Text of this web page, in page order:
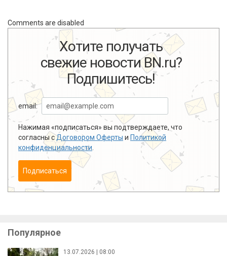
Comments are disabled
Хотите получать
свежие новости BN.ru?
Подпишитесь!
email:
Нажимая «подписаться» вы подтверждаете, что
согласны сДоговором Оферты и Политикой
конфиденциальности
Подписаться
Популярное
13.07.2026 | 08:00